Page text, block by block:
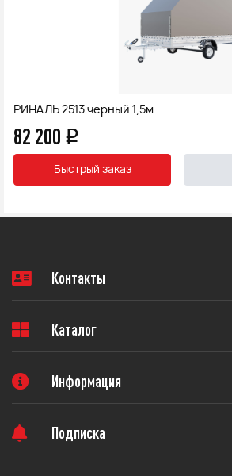
РИНАЛЬ 2513 черный 1,5м
82 200 q
Быстрый заказ
Контакты
Каталог
Информация
Подписка